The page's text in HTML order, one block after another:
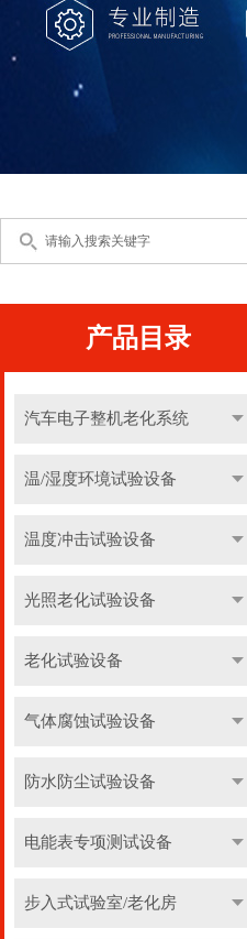
产品目录
汽车电子整机老化系统
温/湿度环境试验设备
温度冲击试验设备
光照老化试验设备
老化试验设备
气体腐蚀试验设备
防水防尘试验设备
电能表专项测试设备
步入式试验室/老化房